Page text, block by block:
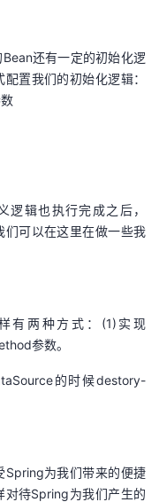
还有一定的初始化逻
置我们的初始化逻辑：
逻辑也执行完成之后，
可以在这里在做一些我
有两种方式：(1)实现
参数。
的时候destory-
Spring为我们带来的便捷
对待Spring为我们产生的